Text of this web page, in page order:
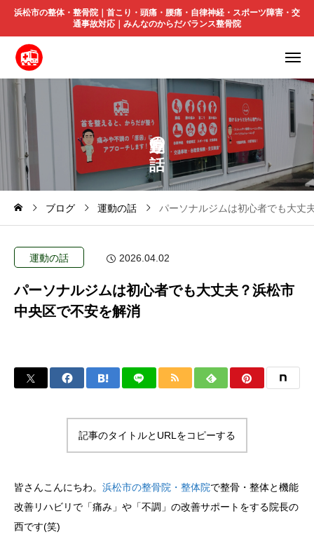
浜松市の整体・整骨院｜首こり・頭痛・腰痛・自律神経・スポーツ障害・交
通事故対応｜みんなのからだバランス整骨院
の
ブログ 運動の話 パーソナルジムは初心者でも大丈
運動の話 2026.04.02
パーソナルジムは初心者でも大丈夫？浜松市
中央区で不安を解消
記事のタイトルとURLをコピーする
皆さんこんにちわ。 浜松市の整骨院・整体院で整骨・整体と機能
改善リハビリで「痛み」や「不調」の改善サポートをする院長の
西です(笑)